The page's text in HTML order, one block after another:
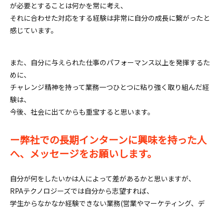
が必要とすることは何かを常に考え、
それに合わせた対応をする経験は非常に自分の成長に繋がったと
感じています。
また、自分に与えられた仕事のパフォーマンス以上を発揮するた
めに、
チャレンジ精神を持って業務一つひとつに粘り強く取り組んだ経
験は、
今後、社会に出てからも重宝すると思います。
ー弊社での長期インターンに興味を持った人
へ、メッセージをお願いします。
自分が何をしたいかは人によって差があるかと思いますが、
RPAテクノロジーズでは自分から志望すれば、
学生からなかなか経験できない業務(営業やマーケティング、デ